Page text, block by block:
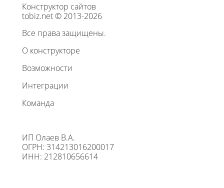
Конструктор сайтов
tobiz.net © 2013-2026
Все права защищены.
О конструкторе
Возможности
Интеграции
Команда
ИП Олаев В.А.
ОГРН: 314213016200017
ИНН: 212810656614